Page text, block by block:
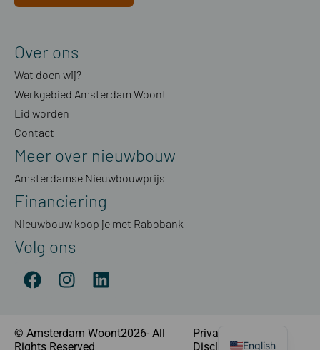
Over ons
Wat doen wij?
Werkgebied Amsterdam Woont
Lid worden
Contact
Meer over nieuwbouw
Amsterdamse Nieuwbouwprijs
Financiering
Nieuwbouw koop je met Rabobank
Volg ons
© Amsterdam Woont2026- All
Rights Reserved
Privacyverklaring
DisclaimerEnglish